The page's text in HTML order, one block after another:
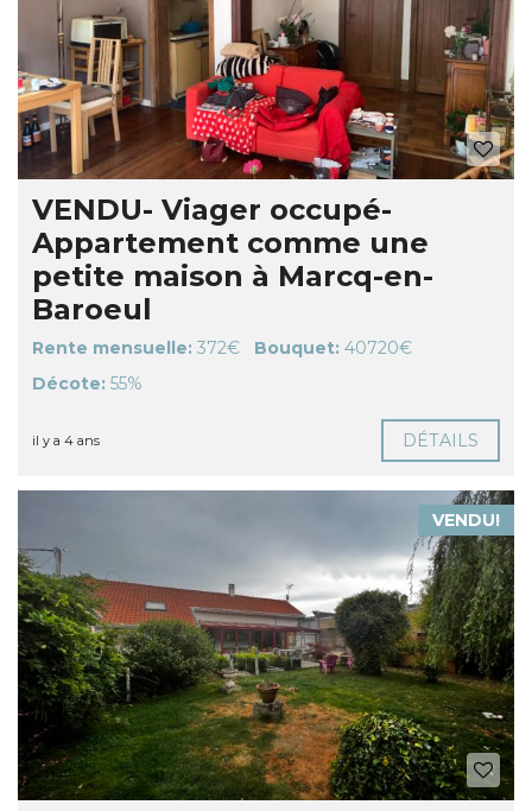
VENDU- Viager occupé-
Appartement comme une
petite maison à Marcq-en-
Baroeul
Rente mensuelle: 372€ Bouquet: 40720€
Décote: 55%
il y a 4 ans DÉTAILS
VENDU!